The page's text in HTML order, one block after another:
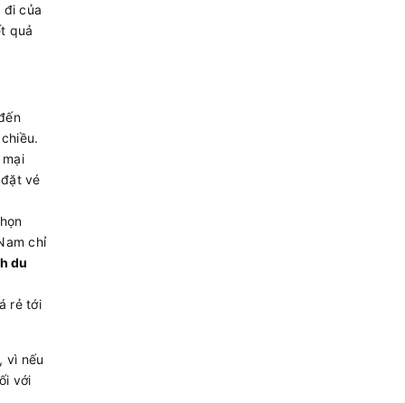
đi của
quả
vé
chỉ
du
rẻ tới
vì nếu
với